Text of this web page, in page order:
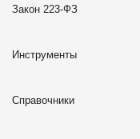
Закон 223-ФЗ
Инструменты
Справочники